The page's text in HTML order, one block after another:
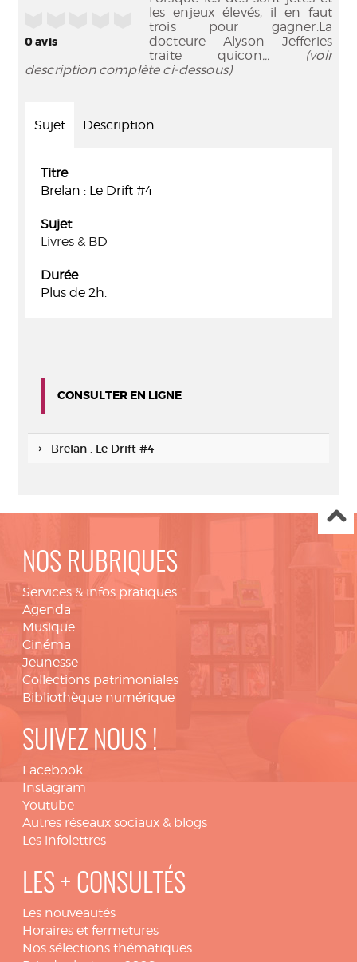
0avis
les enjeux élevés, il en faut
trois pour gagner.La
docteure Alyson Jefferies
traite quicon... (voir
description complète ci-dessous)
Sujet Description
Titre
Brelan : Le Drift #4
Sujet
Livres & BD
Durée
Plus de 2h.
CONSULTER EN LIGNE
Brelan : Le Drift #4
NOS RUBRIQUES
Services & infos pratiques
Agenda
Musique
Cinéma
Jeunesse
Collections patrimoniales
Bibliothèque numérique
SUIVEZ NOUS !
Facebook
Instagram
Youtube
Autres réseaux sociaux & blogs
Les infolettres
LES + CONSULTÉS
Les nouveautés
Horaires et fermetures
Nos sélections thématiques